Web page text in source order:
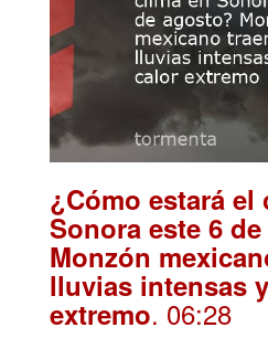
¿Cómo estará el
Sonora este 6
Monzón
lluvias intensas
extremo. 06:28